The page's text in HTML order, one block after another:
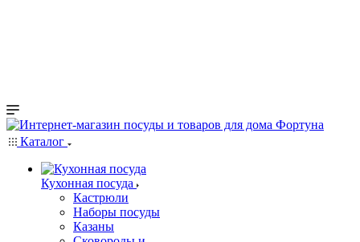
Каталог
Кухонная посуда
Кастрюли
Наборы посуды
Казаны